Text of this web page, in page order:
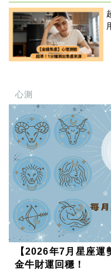
心測
【2026年7月星座運
金牛財運回穩！